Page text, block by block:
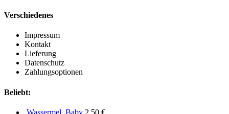
Verschiedenes
Impressum
Kontakt
Lieferung
Datenschutz
Zahlungsoptionen
Beliebt:
Wassermel. Baby 2,50 €